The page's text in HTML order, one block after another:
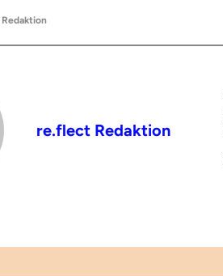
re.flect Redaktion